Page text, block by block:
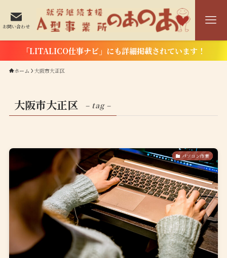
お問い合わせ
「LITALICO仕事ナビ」にも詳細掲載されています！
ホーム 大阪市大正区
大阪市大正区 – tag –
パソコン作業